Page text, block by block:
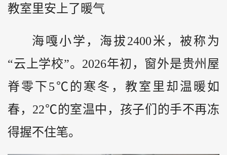
教室里安上了暖气
海嘎小学，海拔2400米，被称为
“云上学校”。2026年初，窗外是贵州屋
脊零下5℃的寒冬，教室里却温暖如
春，22℃的室温中，孩子们的手不再冻
得握不住笔。